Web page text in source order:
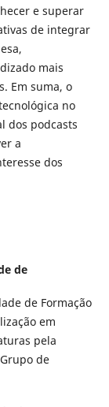
e superar
de integrar
mais
Em suma, o
no
dos podcasts
a
dos
de
de Formação
em
pela
de